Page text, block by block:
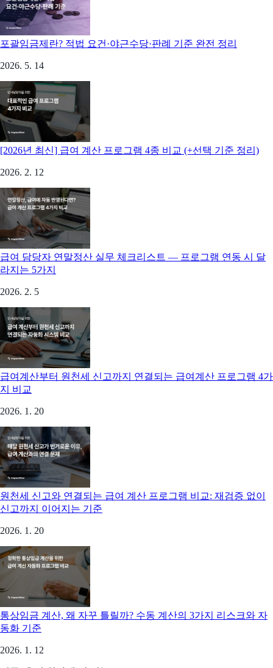
포괄임금제란? 적법 요건·야근수당·판례 기준 완전 정리
2026. 5. 14
[2026년 최신] 급여 계산 프로그램 4종 비교 (+선택 기준 정리)
2026. 2. 12
급여 담당자 연말정산 실무 체크리스트 — 프로그램 연동 시 달
라지는 5가지
2026. 2. 5
급여계산부터 원천세 신고까지 연결되는 급여계산 프로그램 4가
지 비교
2026. 1. 20
원천세 신고와 연결되는 급여 계산 프로그램 비교: 재검증 없이
신고까지 이어지는 기준
2026. 1. 20
통상임금 계산, 왜 자꾸 틀릴까? 수동 계산의 3가지 리스크와 자
동화 기준
2026. 1. 12